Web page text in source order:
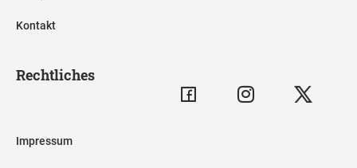
Kontakt
Rechtliches
Impressum